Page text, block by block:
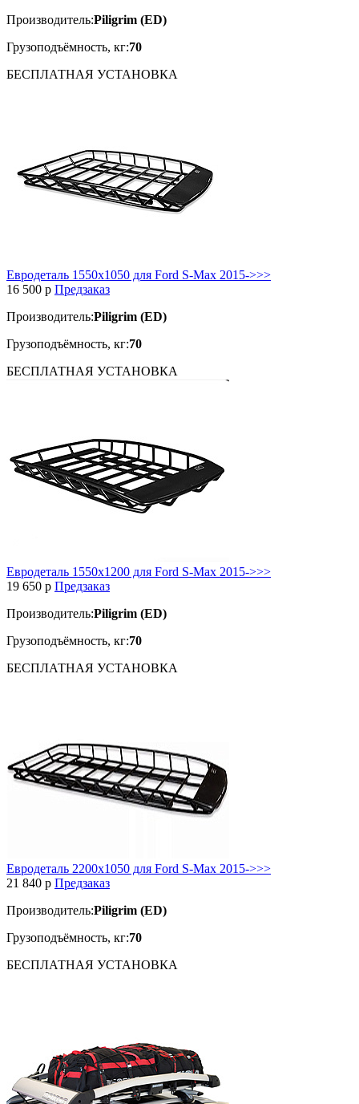
Производитель:Piligrim (ED)
Грузоподъёмность, кг:70
БЕСПЛАТНАЯ УСТАНОВКА
Евродеталь 1550х1050 для Ford S-Max 2015->>>
16 500 p Предзаказ
Производитель:Piligrim (ED)
Грузоподъёмность, кг:70
БЕСПЛАТНАЯ УСТАНОВКА
Евродеталь 1550х1200 для Ford S-Max 2015->>>
19 650 p Предзаказ
Производитель:Piligrim (ED)
Грузоподъёмность, кг:70
БЕСПЛАТНАЯ УСТАНОВКА
Евродеталь 2200х1050 для Ford S-Max 2015->>>
21 840 p Предзаказ
Производитель:Piligrim (ED)
Грузоподъёмность, кг:70
БЕСПЛАТНАЯ УСТАНОВКА